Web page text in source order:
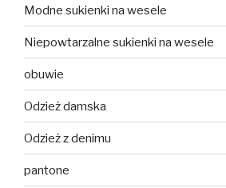
Modne sukienki na wesele
Niepowtarzalne sukienki na wesele
obuwie
Odzież damska
Odzież z denimu
pantone